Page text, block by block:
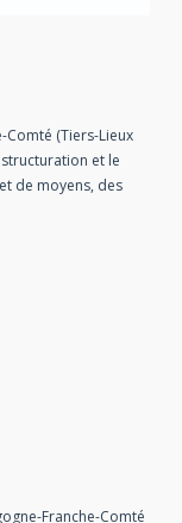
Comté (Tiers-Lieux
et le
de moyens, des
Franche-Comté